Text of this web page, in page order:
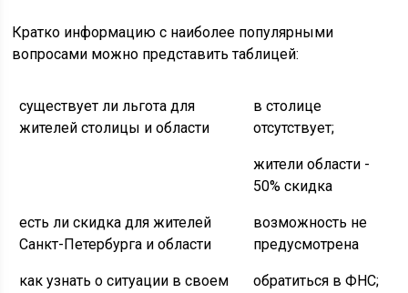
Кратко информацию с наиболее популярными
вопросами можно представить таблицей:
существует ли льгота для
жителей столицы и области
в столице
отсутствует;
жители области -
50% скидка
есть ли скидка для жителей
Санкт-Петербурга и области
возможность не
предусмотрена
как узнать о ситуации в своем
обратиться в ФНС;